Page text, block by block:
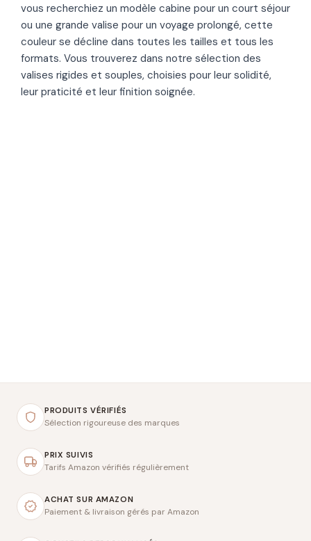
vous recherchiez un modèle cabine pour un court séjour
ou une grande valise pour un voyage prolongé, cette
couleur se décline dans toutes les tailles et tous les
formats. Vous trouverez dans notre sélection des
valises rigides et souples, choisies pour leur solidité,
leur praticité et leur finition soignée.
PRODUITS VÉRIFIÉS
Sélection rigoureuse des marques
PRIX SUIVIS
Tarifs Amazon vérifiés régulièrement
ACHAT SUR AMAZON
Paiement & livraison gérés par Amazon